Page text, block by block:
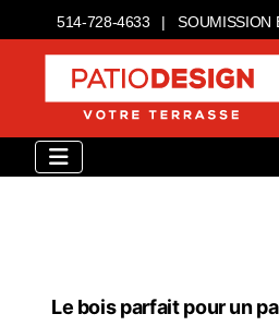
514-728-4633 | SOUMISSION
Le bois parfait pour un